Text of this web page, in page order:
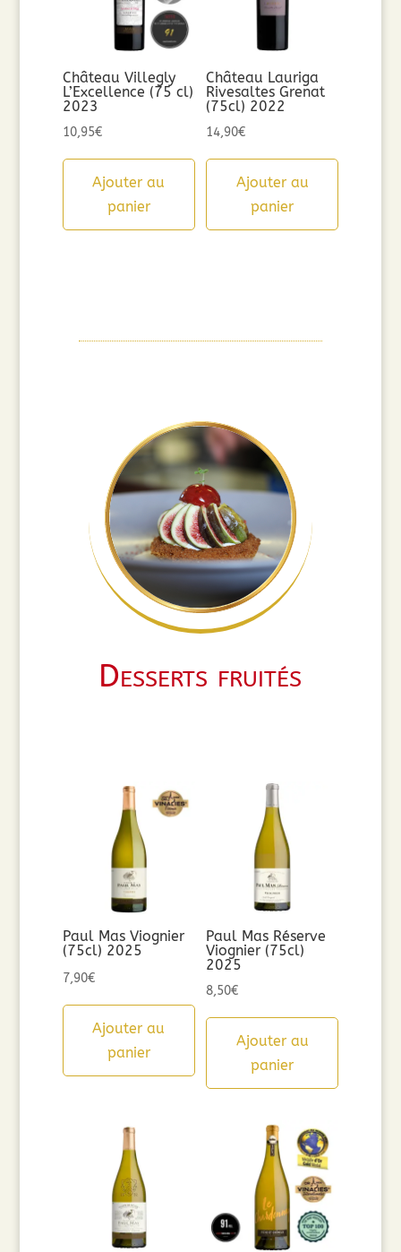
Château Villegly
L’Excellence (75 cl)
2023
10,95€
Ajouter au
panier
Château Lauriga
Rivesaltes Grenat
(75cl) 2022
14,90€
Ajouter au
panier
Desserts fruités
Paul Mas Viognier
(75cl) 2025
7,90€
Ajouter au
panier
Paul Mas Réserve
Viognier (75cl)
2025
8,50€
Ajouter au
panier